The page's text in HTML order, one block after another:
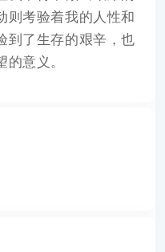
则考验着我的人性和
到了生存的艰辛，也
意义。